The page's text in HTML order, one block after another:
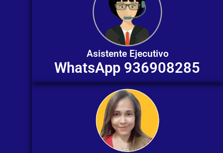
Asistente Ejecutivo
WhatsApp 936908285